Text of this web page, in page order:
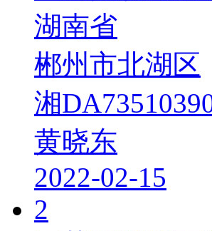
湖南省
郴州市北湖区
湘
黄晓东
2022-02-15
2